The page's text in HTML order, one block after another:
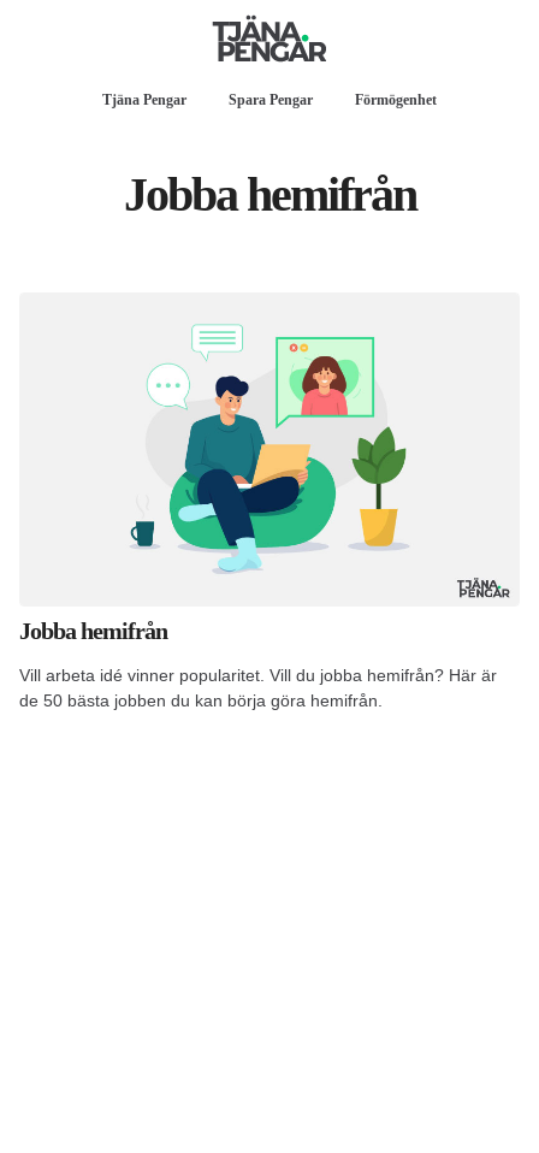
Tjäna Pengar Spara Pengar Förmögenhet
Jobba hemifrån
Jobba hemifrån
Vill arbeta idé vinner popularitet. Vill du jobba hemifrån? Här är
de 50 bästa jobben du kan börja göra hemifrån.